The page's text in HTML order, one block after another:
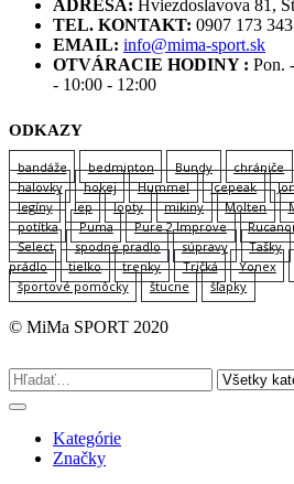
ADRESA: Hviezdoslavova 81,
TEL. KONTAKT: 0907 173 343
EMAIL: info@mima-sport.sk
OTVÁRACIE HODINY : Pon.
- 10:00 - 12:00
ODKAZY
bandáže bedminton Bundy chrániče
halovky
hokej Hummel Icepeak
legíny
lep lopty mikiny Molten
potítka
Puma Pure 2 Improve
Select
spodne pradlo súpravy Tašky
prádlo
tielko trenky Tričká Yonex
športové pomôcky
štucne šľapky
© MiMa SPORT 2020
Kategórie
Značky